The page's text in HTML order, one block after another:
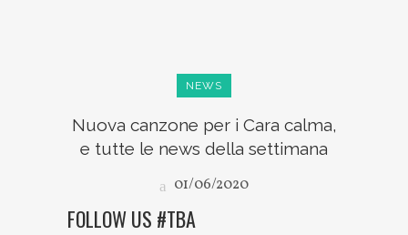
NEWS
Nuova canzone per i Cara calma,
e tutte le news della settimana
01/06/2020
FOLLOW US #TBA